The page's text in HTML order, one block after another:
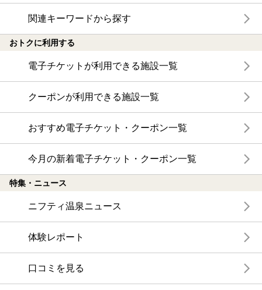
関連キーワードから探す
おトクに利用する
電子チケットが利用できる施設一覧
クーポンが利用できる施設一覧
おすすめ電子チケット・クーポン一覧
今月の新着電子チケット・クーポン一覧
特集・ニュース
ニフティ温泉ニュース
体験レポート
口コミを見る